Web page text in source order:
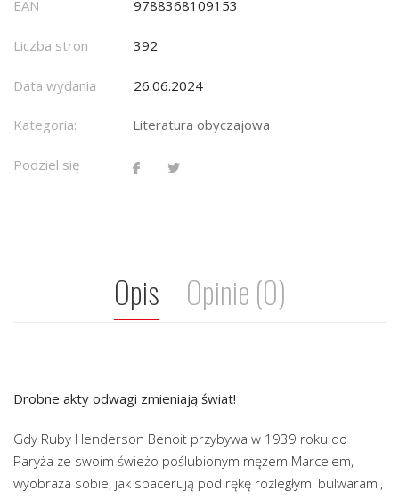
EAN 9788368109153
Liczba stron 392
Data wydania 26.06.2024
Kategoria: Literatura obyczajowa
Podziel się
Opis Opinie (0)
Drobne akty odwagi zmieniają świat!
Gdy Ruby Henderson Benoit przybywa w 1939 roku do
Paryża ze swoim świeżo poślubionym mężem Marcelem,
wyobraża sobie, jak spacerują pod rękę rozległymi bulwarami,